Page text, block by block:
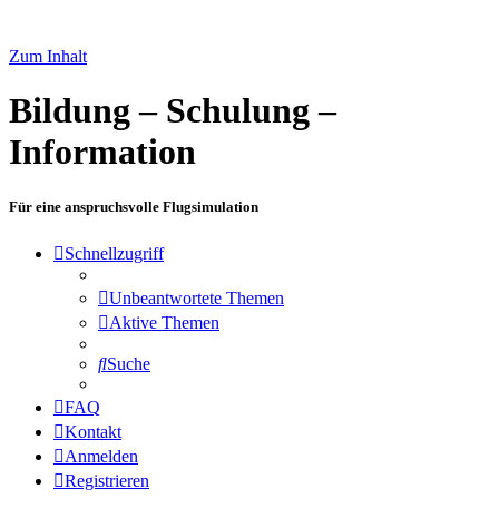
Zum Inhalt
Bildung – Schulung –
Information
Für eine anspruchsvolle Flugsimulation
Schnellzugriff
Unbeantwortete Themen
Aktive Themen
Suche
FAQ
Kontakt
Anmelden
Registrieren